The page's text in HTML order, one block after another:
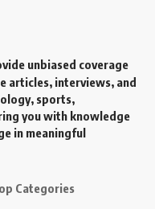
unbiased coverage
articles, interviews, and
sports,
you with knowledge
in meaningful
Categories